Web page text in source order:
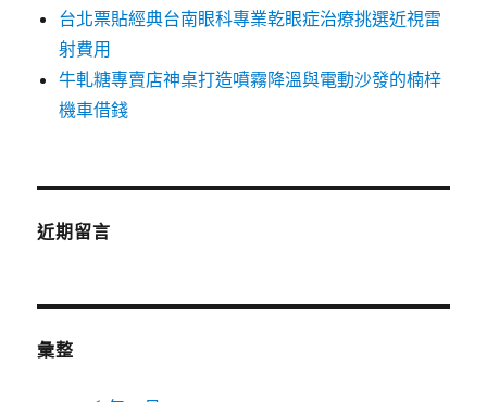
台北票貼經典台南眼科專業乾眼症治療挑選近視雷
射費用
牛軋糖專賣店神桌打造噴霧降溫與電動沙發的楠梓
機車借錢
近期留言
彙整